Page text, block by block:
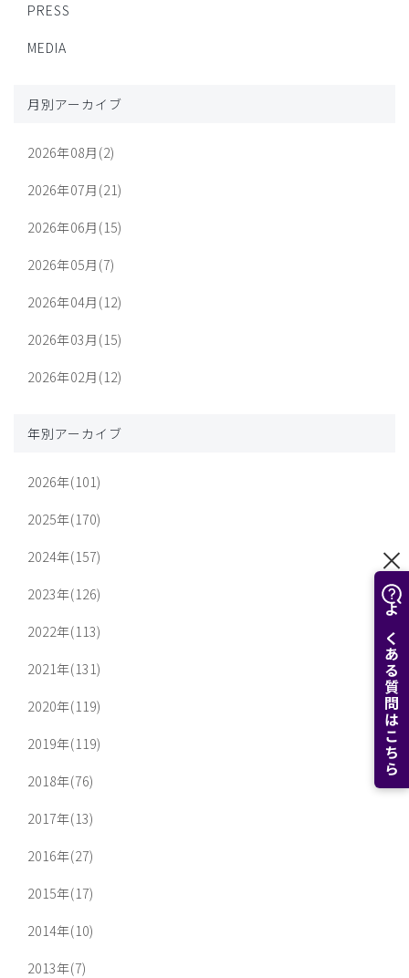
よくある質問はこちら
PRESS
MEDIA
月別アーカイブ
2026年08月(2)
2026年07月(21)
2026年06月(15)
2026年05月(7)
2026年04月(12)
2026年03月(15)
2026年02月(12)
年別アーカイブ
2026年(101)
2025年(170)
2024年(157)
2023年(126)
2022年(113)
2021年(131)
2020年(119)
2019年(119)
2018年(76)
2017年(13)
2016年(27)
2015年(17)
2014年(10)
2013年(7)